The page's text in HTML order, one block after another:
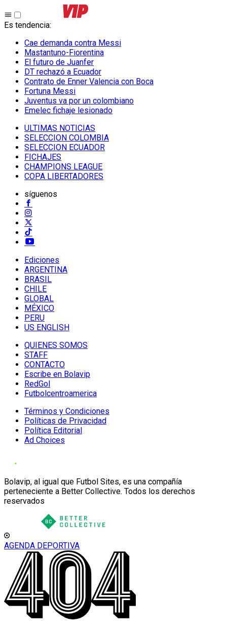
Es tendencia:
Cae demanda contra Messi
Mastantuno-Fiorentina
El futuro de Juanfer
DT rechazó a Ecuador
Contrato de Enner Valencia con Boca
Fortuna Messi
Juventus va por un colombiano
Emelec fichaje lesionado
ULTIMAS NOTICIAS
SELECCION COLOMBIA
SELECCION ECUADOR
FICHAJES
CHAMPIONS LEAGUE
COPA LIBERTADORES
síguenos
Ediciones
ARGENTINA
BRASIL
CHILE
GLOBAL
MÉXICO
PERU
US ENGLISH
QUIENES SOMOS
STAFF
CONTACTO
Escribe en Bolavip
RedGol
Futbolcentroamerica
Términos y Condiciones
Políticas de Privacidad
Política Editorial
Ad Choices
Bolavip, al igual que Futbol Sites, es una compañía
perteneciente a Better Collective. Todos los derechos
reservados
AGENDA DEPORTIVA